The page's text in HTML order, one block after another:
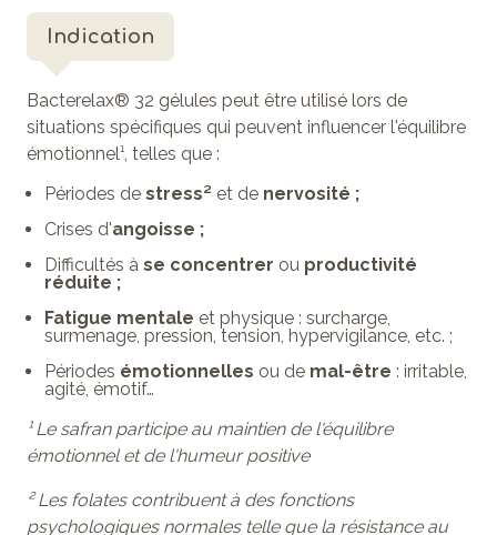
Indication
Bacterelax® 32 gélules peut être utilisé lors de
situations spécifiques qui peuvent influencer l'équilibre
émotionnel¹ , telles que :
Périodes de stress² et de nervosité ;
Crises d'angoisse ;
Difficultés à se concentrer ou productivité
réduite ;
Fatigue mentale et physique : surcharge,
surmenage, pression, tension, hypervigilance, etc. ;
Périodes émotionnelles ou de mal-être : irritable,
agité, émotif…
¹ Le safran participe au maintien de l'équilibre
émotionnel et de l'humeur positive
² Les folates contribuent à des fonctions
psychologiques normales telle que la résistance au